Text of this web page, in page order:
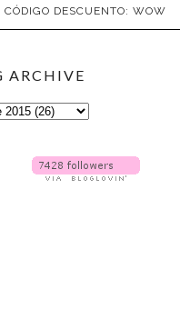
CÓDIGO DESCUENTO: WOW
ARCHIVE